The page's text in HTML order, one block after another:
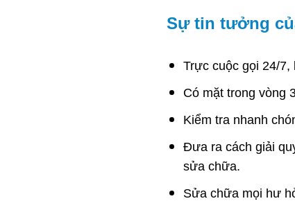
Sự tin tưởng
Trực cuộc gọi 24/7,
Có mặt trong vòng
Kiểm tra nhanh
Đưa ra cách giải
sửa chữa.
Sửa chữa mọi hư